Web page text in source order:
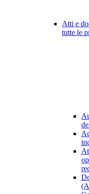
Atti e
tutte le